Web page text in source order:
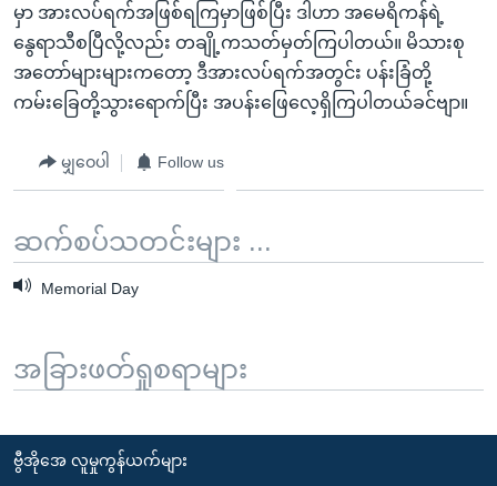
မှာ အားလပ်ရက်အဖြစ်ရကြမှာဖြစ်ပြီး ဒါဟာ အမေရိကန်ရဲ့
နွေရာသီစပြီလို့လည်း တချို့ကသတ်မှတ်ကြပါတယ်။ မိသားစု
အတော်များများကတော့ ဒီအားလပ်ရက်အတွင်း ပန်းခြံတို့
ကမ်းခြေတို့သွားရောက်ပြီး အပန်းဖြေလေ့ရှိကြပါတယ်ခင်ဗျာ။
မျှဝေပါ Follow us
ဆက်စပ်သတင်းများ ...
Memorial Day
အခြားဖတ်ရှုစရာများ
ဗွီအိုအေ လူမှုကွန်ယက်များ